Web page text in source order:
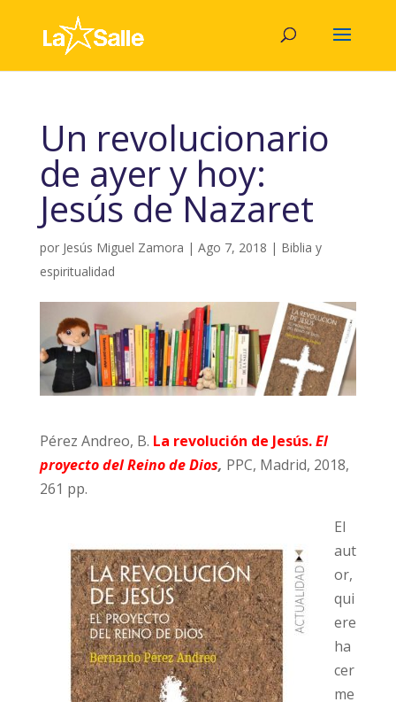
Un revolucionario
de ayer y hoy:
Jesús de Nazaret
por Jesús Miguel Zamora | Ago 7, 2018 | Biblia y
espiritualidad
Pérez Andreo, B. La revolución de Jesús.El
proyecto del Reino de Dios, PPC, Madrid, 2018,
261 pp.
El
aut
or,
qui
ere
ha
cer
me